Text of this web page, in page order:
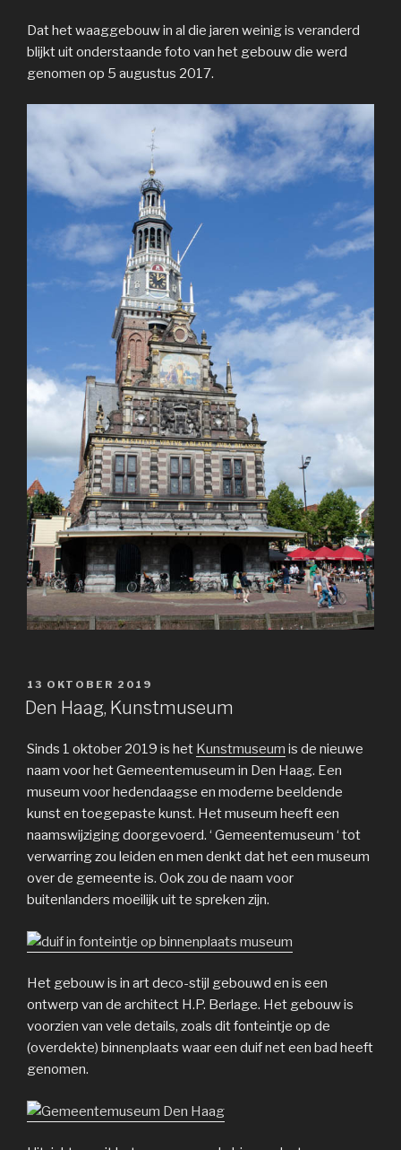
Dat het waaggebouw in al die jaren weinig is veranderd
blijkt uit onderstaande foto van het gebouw die werd
genomen op 5 augustus 2017.
GEPLAATST
OP
13 OKTOBER 2019
Den Haag, Kunstmuseum
Sinds 1 oktober 2019 is het Kunstmuseum is de nieuwe
naam voor het Gemeentemuseum in Den Haag. Een
museum voor hedendaagse en moderne beeldende
kunst en toegepaste kunst. Het museum heeft een
naamswijziging doorgevoerd. ‘ Gemeentemuseum ‘ tot
verwarring zou leiden en men denkt dat het een museum
over de gemeente is. Ook zou de naam voor
buitenlanders moeilijk uit te spreken zijn.
Het gebouw is in art deco-stijl gebouwd en is een
ontwerp van de architect H.P. Berlage. Het gebouw is
voorzien van vele details, zoals dit fonteintje op de
(overdekte) binnenplaats waar een duif net een bad heeft
genomen.